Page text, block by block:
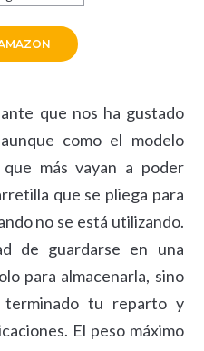
que nos ha gustado
como el modelo
más vayan a poder
que se pliega para
no se está utilizando.
de guardarse en una
para almacenarla, sino
terminado tu reparto y
El peso máximo